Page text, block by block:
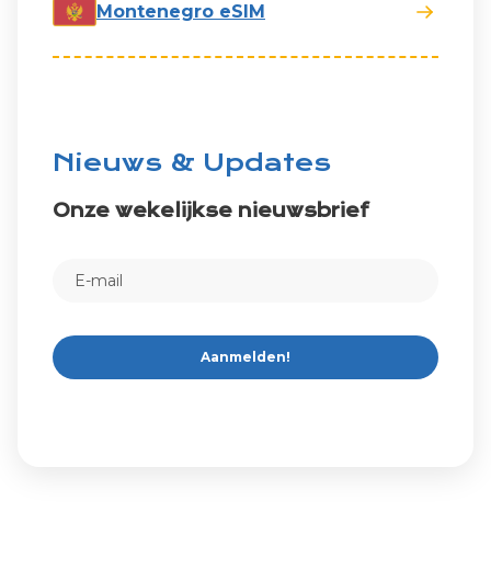
Montenegro eSIM
Nieuws & Updates
Onze wekelijkse nieuwsbrief
Aanmelden!